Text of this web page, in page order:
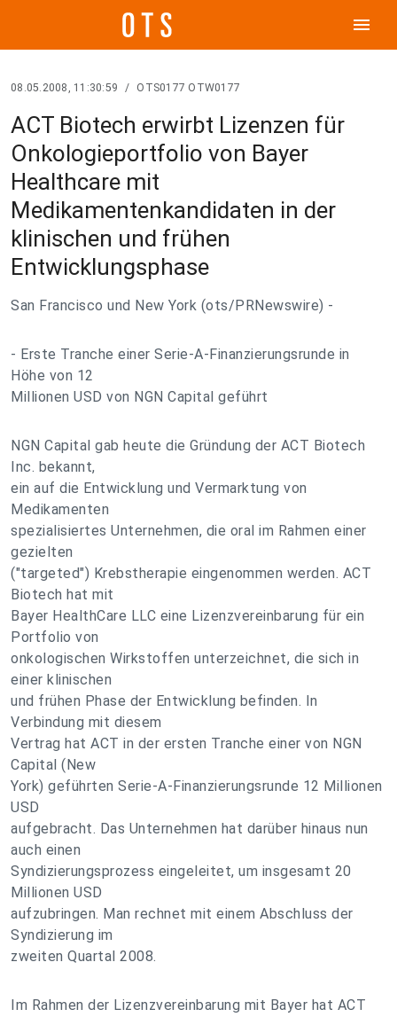
menu
08.05.2008, 11:30:59 / OTS0177 OTW0177
ACT Biotech erwirbt Lizenzen für
Onkologieportfolio von Bayer
Healthcare mit
Medikamentenkandidaten in der
klinischen und frühen
Entwicklungsphase
San Francisco und New York (ots/PRNewswire) -
- Erste Tranche einer Serie-A-Finanzierungsrunde in
Höhe von 12
Millionen USD von NGN Capital geführt
NGN Capital gab heute die Gründung der ACT Biotech
Inc. bekannt,
ein auf die Entwicklung und Vermarktung von
Medikamenten
spezialisiertes Unternehmen, die oral im Rahmen einer
gezielten
("targeted") Krebstherapie eingenommen werden. ACT
Biotech hat mit
Bayer HealthCare LLC eine Lizenzvereinbarung für ein
Portfolio von
onkologischen Wirkstoffen unterzeichnet, die sich in
einer klinischen
und frühen Phase der Entwicklung befinden. In
Verbindung mit diesem
Vertrag hat ACT in der ersten Tranche einer von NGN
Capital (New
York) geführten Serie-A-Finanzierungsrunde 12 Millionen
USD
aufgebracht. Das Unternehmen hat darüber hinaus nun
auch einen
Syndizierungsprozess eingeleitet, um insgesamt 20
Millionen USD
aufzubringen. Man rechnet mit einem Abschluss der
Syndizierung im
zweiten Quartal 2008.
Im Rahmen der Lizenzvereinbarung mit Bayer hat ACT